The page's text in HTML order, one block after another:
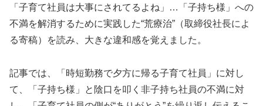
「子育て社員は大事にされてるよね」…「子持ち様」への
不満を解消するために実践した“荒療治”（取締役社長によ
る寄稿）を読み、大きな違和感を覚えました。
記事では、「時短勤務で夕方に帰る子育て社員」に対し
て、「子持ち様」と陰口を叩く非子持ち社員の不満に対